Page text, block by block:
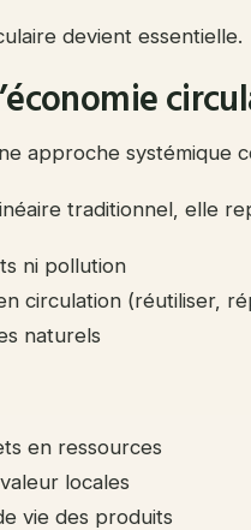
devient essentielle.
approche
traditionnel, elle
ni pollution
circulation (réutiliser,
naturels
en ressources
locales
vie des produits